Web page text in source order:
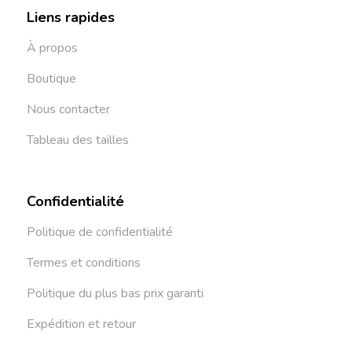
Liens rapides
À propos
Boutique
Nous contacter
Tableau des tailles
Confidentialité
Politique de confidentialité
Termes et conditions
Politique du plus bas prix garanti
Expédition et retour